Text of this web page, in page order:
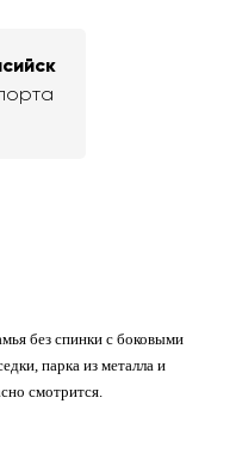
без спинки с боковыми
парка из металла и
смотрится.